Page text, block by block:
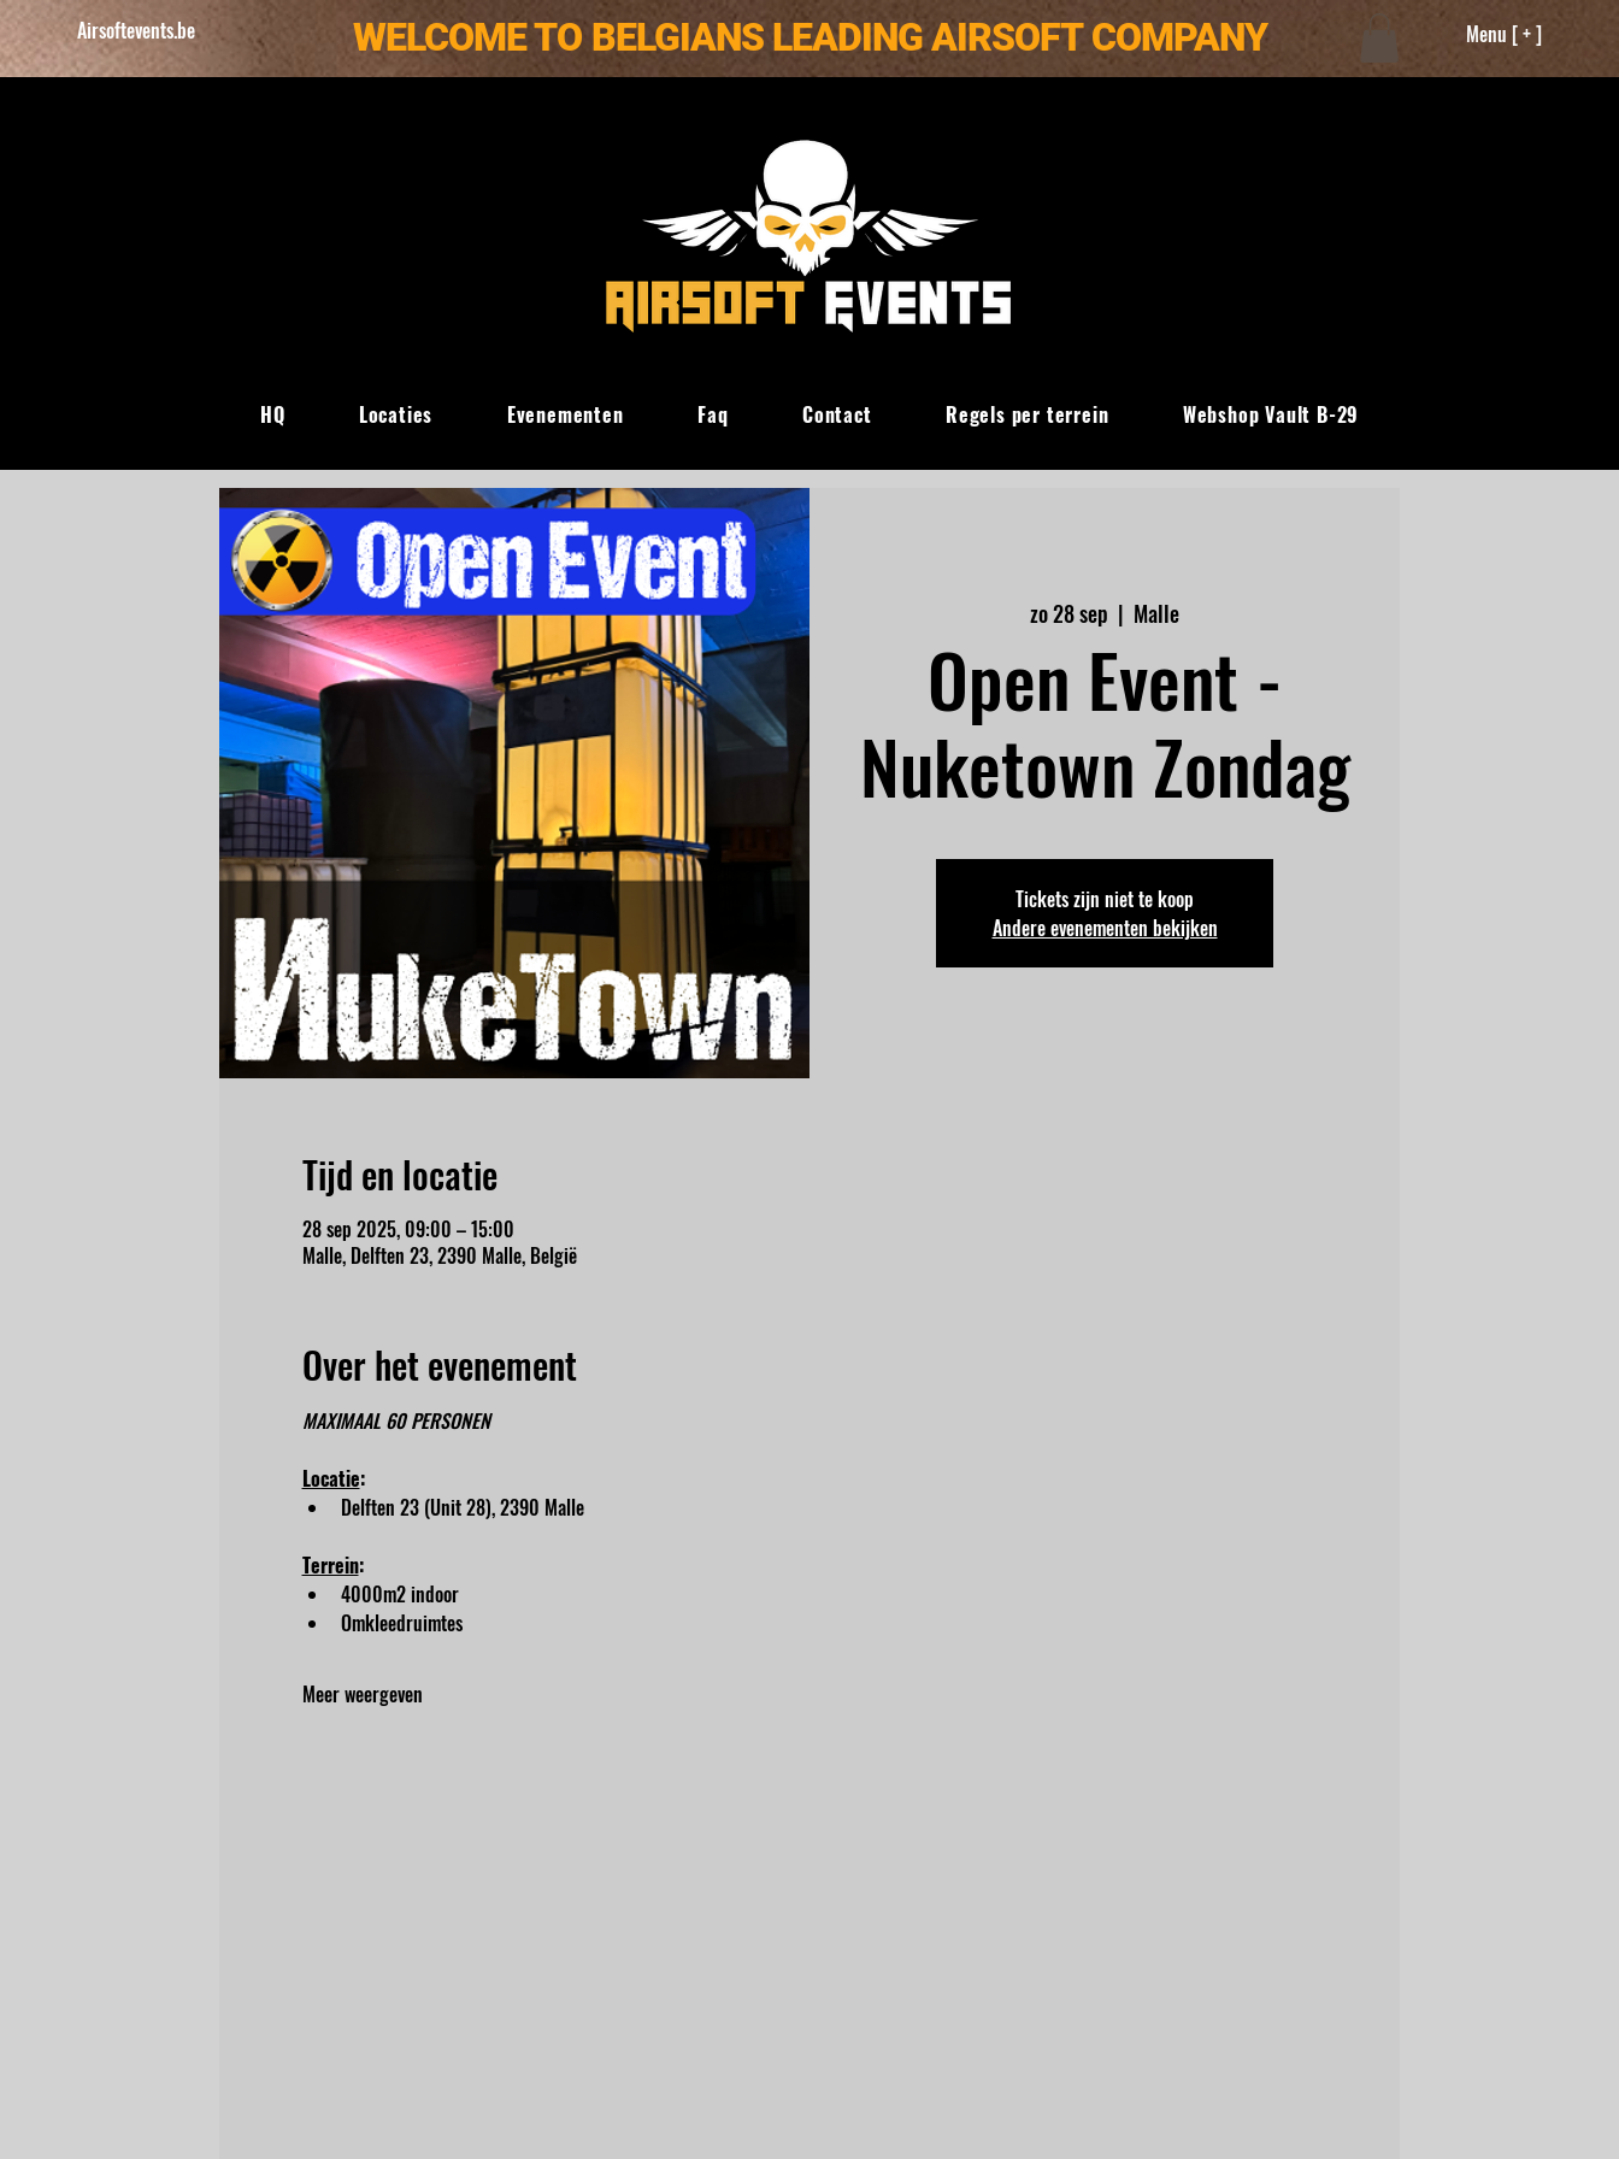
Airsoftevents.be Menu [ + ]
WELCOME TO BELGIANS LEADING AIRSOFT COMPANY
zo 28 sep
  |
Malle
Open Event -
Nuketown Zondag
Tickets zijn niet te koop
Andere evenementen bekijken
Tijd en locatie
28 sep 2025, 09:00 – 15:00
Malle, Delften 23, 2390 Malle, België
Over het evenement
MAXIMAAL 60 PERSONEN
Locatie:
Delften 23 (Unit 28), 2390 Malle
Terrein:
4000m2 indoor
Omkleedruimtes
Meer weergeven
HQ Locaties Evenementen Faq Contact Regels per terrein Webshop Vault B-29